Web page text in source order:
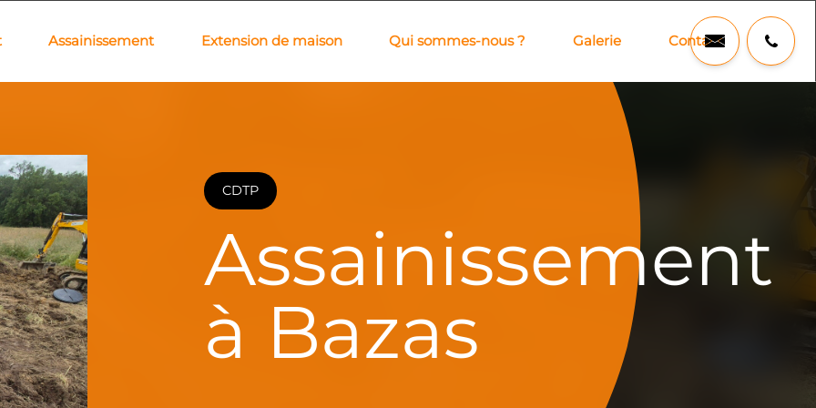
Assainissement Extension de maison Qui sommes-nous ? Galerie Contact
CDTP
Assainissement
à Bazas